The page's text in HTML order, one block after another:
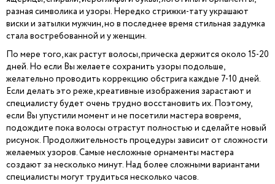
разная символика и узоры. Нередко стрижки-тату украшают
виски и затылки мужчин, но в последнее время стильная задумка
стала востребованной и у женщин.
По мере того, как растут волосы, прическа держится около 15-20
дней. Но если Вы желаете сохранить узоры подольше,
желательно проводить коррекцию обстрига каждые 7-10 дней.
Если делать это реже, креативные изображения зарастают и
специалисту будет очень трудно восстановить их. Поэтому,
если Вы упустили момент и не посетили мастера вовремя,
подождите пока волосы отрастут полностью и сделайте новый
рисунок. Продолжительность процедуры зависит от сложности
желаемых узоров. Самые несложные орнаменты мастера
создают за несколько минут. Над более сложными вариантами
специалисты могут трудиться несколько часов.